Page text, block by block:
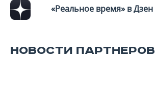
«Реальное время» в Дзен
НОВОСТИ ПАРТНЕРОВ